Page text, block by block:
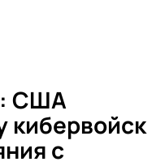
США
кибервойск
с